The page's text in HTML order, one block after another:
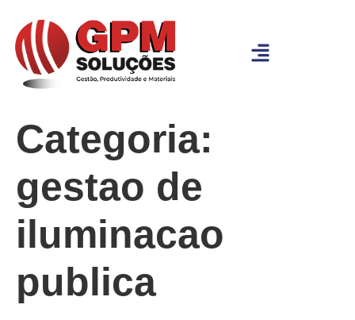
Categoria:
gestao de
iluminacao
publica